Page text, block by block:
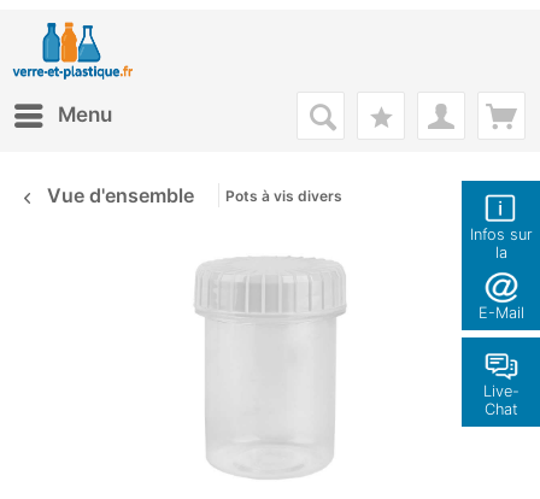
Infos sur
la
boutique
E-Mail
Live-
Chat
Menu
Vue d'ensemble Pots à vis divers